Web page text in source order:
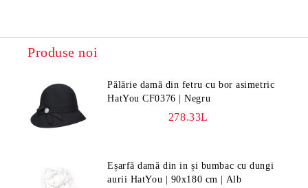
Produse noi
Pălărie damă din fetru cu bor asimetric
HatYou CF0376 | Negru
278.33L
Eșarfă damă din in și bumbac cu dungi
aurii HatYou | 90x180 cm | Alb